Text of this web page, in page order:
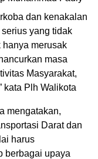
dan kenakalan
yang tidak
merusak
masa
Masyarakat,
kata Plh Walikota
mengatakan,
Darat dan
harus
berbagai upaya